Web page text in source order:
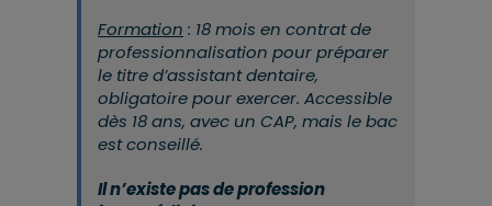
Formation : 18 mois en contrat de
professionnalisation pour préparer
le titre d’assistant dentaire,
obligatoire pour exercer. Accessible
dès 18 ans, avec un CAP, mais le bac
est conseillé.
Il n’existe pas de profession